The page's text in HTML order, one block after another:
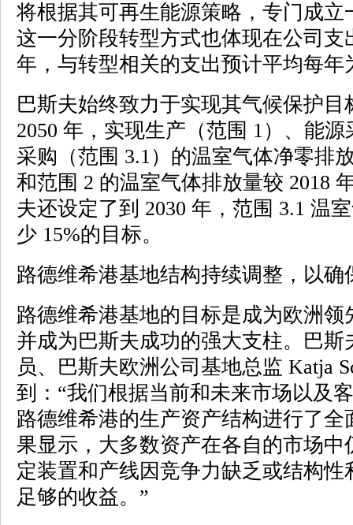
将根据其可再生能源策略，专门成
这一分阶段转型方式也体现在公司支
年，与转型相关的支出预计平均每年
巴斯夫始终致力于实现其气候保护
2050 年，实现生产（范围 1）、能
采购（范围 3.1）的温室气体净零排
和范围 2 的温室气体排放量较 2018
夫还设定了到 2030 年，范围 3.1 温
少 15%的目标。
路德维希港基地结构持续调整，以确
路德维希港基地的目标是成为欧洲
并成为巴斯夫成功的强大支柱。巴
员、巴斯夫欧洲公司基地总监 Katja
到：“我们根据当前和未来市场以及
路德维希港的生产资产结构进行了
果显示，大多数资产在各自的市场
定装置和产线因竞争力缺乏或结构
足够的收益。”